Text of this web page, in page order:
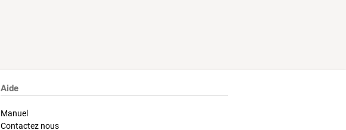
Aide
Manuel
Contactez nous